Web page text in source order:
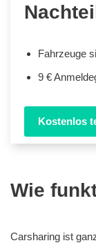
Fahrzeuge
9 €
Kostenlos
Wie
Carsharing ist